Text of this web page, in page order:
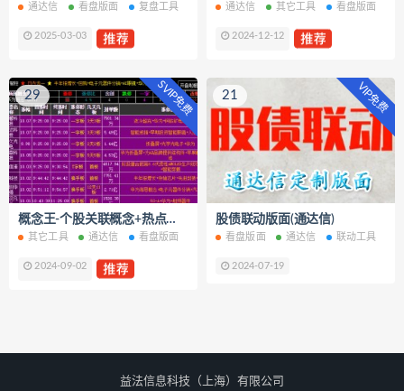
通达信 看盘版面 复盘工具
2025-03-03
通达信 其它工具 看盘版面
2024-12-12
29 SVIP免费
概念王-个股关联概念+热点板块看盘工具
其它工具 通达信 看盘版面
2024-09-02
21 VIP免费
股债联动版面(通达信)
看盘版面 通达信 联动工具
2024-07-19
益法信息科技（上海）有限公司